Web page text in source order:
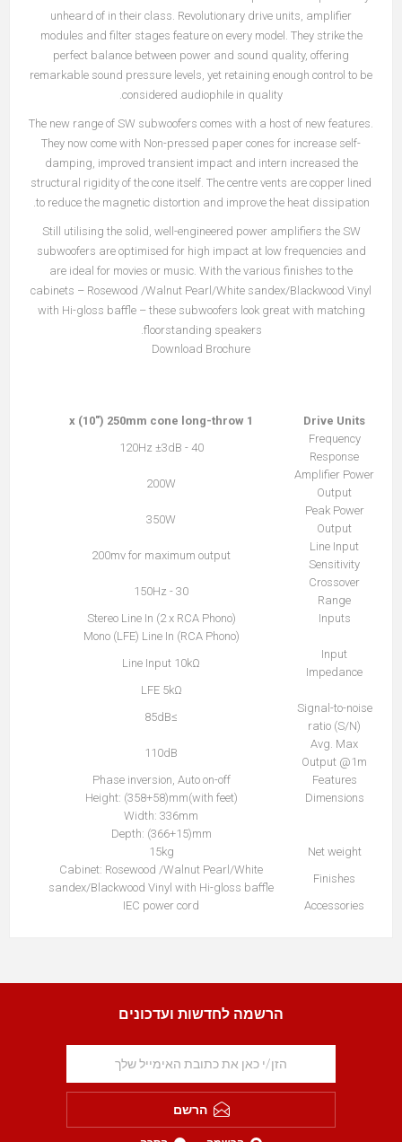
unheard of in their class. Revolutionary drive units, amplifier
modules and filter stages feature on every model. They strike the
perfect balance between power and sound quality, offering
remarkable sound pressure levels, yet retaining enough control to be
considered audiophile in quality.
The new range of SW subwoofers comes with a host of new features.
They now come with Non-pressed paper cones for increase self-
damping, improved transient impact and intern increased the
structural rigidity of the cone itself. The centre vents are copper lined
to reduce the magnetic distortion and improve the heat dissipation.
Still utilising the solid, well-engineered power amplifiers the SW
subwoofers are optimised for high impact at low frequencies and
are ideal for movies or music. With the various finishes to the
cabinets – Rosewood /Walnut Pearl/White sandex/Blackwood Vinyl
with Hi-gloss baffle – these subwoofers look great with matching
floorstanding speakers.
Download Brochure
Drive Units
1 x (10") 250mm cone long-throw
Frequency
Response
40 - 120Hz ±3dB
Amplifier Power
Output
200W
Peak Power
Output
350W
Line Input
Sensitivity
200mv for maximum output
Crossover
Range
30 - 150Hz
Inputs
Stereo Line In (2 x RCA Phono)
Mono (LFE) Line In (RCA Phono)
Input
Impedance
Line Input 10kΩ
LFE 5kΩ
Signal-to-noise
ratio (S/N)
≥85dB
Avg. Max
Output @1m
110dB
Features
Phase inversion, Auto on-off
Dimensions
Height: (358+58)mm(with feet)
Width: 336mm
Depth: (366+15)mm
Net weight
15kg
Finishes
Cabinet: Rosewood /Walnut Pearl/White
sandex/Blackwood Vinyl with Hi-gloss baffle
Accessories
IEC power cord
הרשמה לחדשות ועדכונים
הרשם